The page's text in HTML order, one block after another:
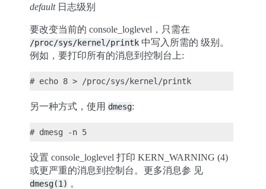
default日志级别
要改变当前的 console_loglevel，只需在
/proc/sys/kernel/printk 中写入所需的 级别。
例如，要打印所有的消息到控制台上:
另一种方式，使用 dmesg:
设置 console_loglevel 打印 KERN_WARNING (4)
或更严重的消息到控制台。更多消息参 见
dmesg(1) 。